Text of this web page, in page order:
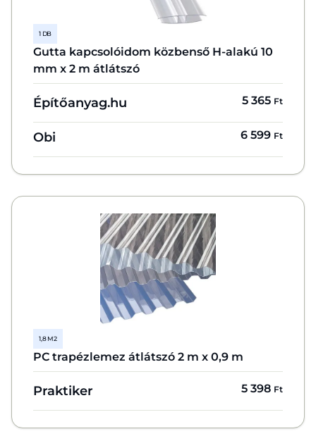
1 DB
Gutta kapcsolóidom közbenső H-alakú 10
mm x 2 m átlátszó
Építőanyag.hu 5 365 Ft
Obi 6 599 Ft
1,8 M2
PC trapézlemez átlátszó 2 m x 0,9 m
Praktiker 5 398 Ft